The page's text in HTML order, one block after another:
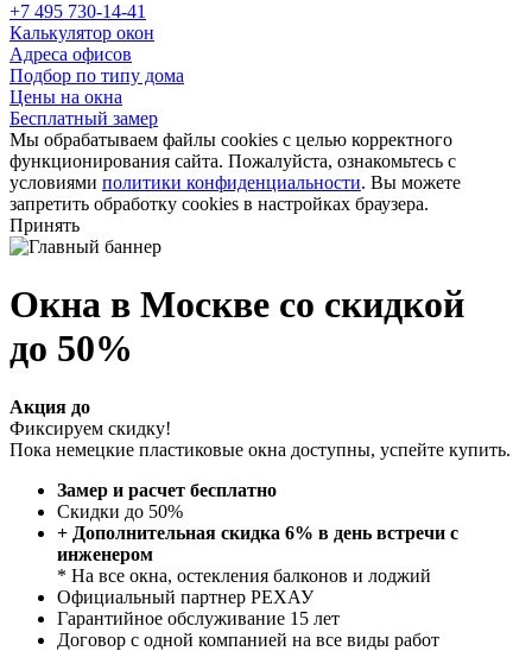
+7 495 730-14-41
Калькулятор окон
Адреса офисов
Подбор по типу дома
Цены на окна
Бесплатный замер
Мы обрабатываем файлы cookies с целью корректного
функционирования сайта. Пожалуйста, ознакомьтесь с
условиями политики конфиденциальности. Вы можете
запретить обработку cookies в настройках браузера.
Принять
Окна в Москве со скидкой
до 50%
Акция до
Фиксируем скидку!
Пока немецкие пластиковые окна доступны, успейте купить.
Замер и расчет бесплатно
Скидки до 50%
+ Дополнительная скидка 6% в день встречи с
инженером
* На все окна, остекления балконов и лоджий
Официальный партнер РЕХАУ
Гарантийное обслуживание 15 лет
Договор с одной компанией на все виды работ